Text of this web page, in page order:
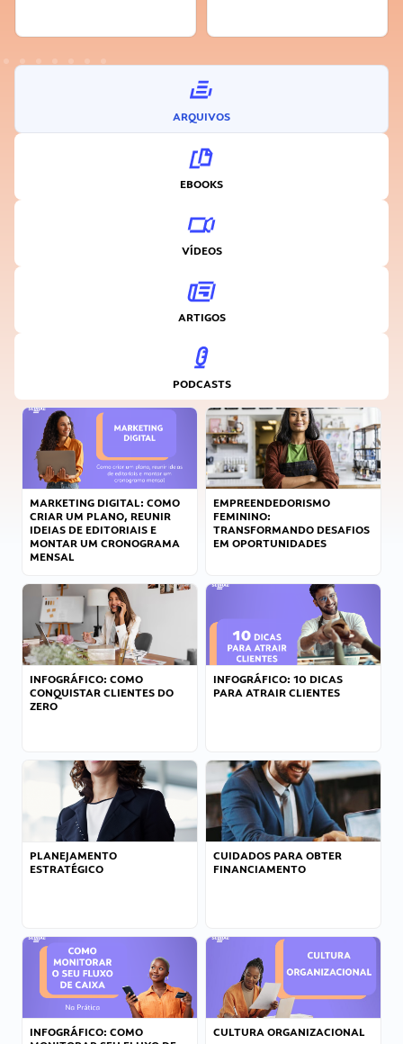
ARQUIVOS
EBOOKS
VÍDEOS
ARTIGOS
PODCASTS
MARKETING DIGITAL: COMO
CRIAR UM PLANO, REUNIR
IDEIAS DE EDITORIAIS E
MONTAR UM CRONOGRAMA
MENSAL
EMPREENDEDORISMO
FEMININO:
TRANSFORMANDO DESAFIOS
EM OPORTUNIDADES
INFOGRÁFICO: COMO
CONQUISTAR CLIENTES DO
ZERO
INFOGRÁFICO: 10 DICAS
PARA ATRAIR CLIENTES
PLANEJAMENTO
ESTRATÉGICO
CUIDADOS PARA OBTER
FINANCIAMENTO
INFOGRÁFICO: COMO
CULTURA ORGANIZACIONAL